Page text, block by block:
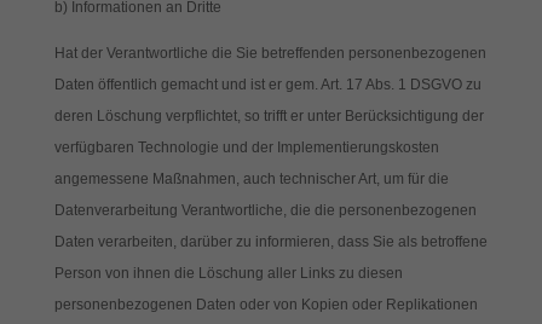
b) Informationen an Dritte
Hat der Verantwortliche die Sie betreffenden personenbezogenen
Daten öffentlich gemacht und ist er gem. Art. 17 Abs. 1 DSGVO zu
deren Löschung verpflichtet, so trifft er unter Berücksichtigung der
verfügbaren Technologie und der Implementierungskosten
angemessene Maßnahmen, auch technischer Art, um für die
Datenverarbeitung Verantwortliche, die die personenbezogenen
Daten verarbeiten, darüber zu informieren, dass Sie als betroffene
Person von ihnen die Löschung aller Links zu diesen
personenbezogenen Daten oder von Kopien oder Replikationen